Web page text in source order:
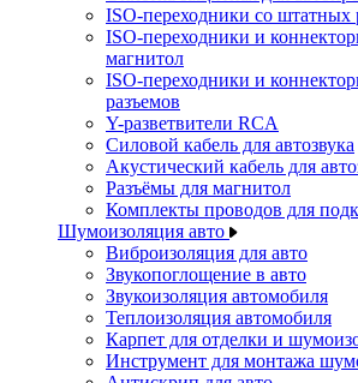
ISO-переходники со штатных
ISO-переходники и
магнитол
ISO-переходники и
разъемов
Y-разветвители RCA
Силовой кабель для автозвука
Акустический кабель для
Разъёмы для магнитол
Комплекты проводов для
Шумоизоляция авто
Виброизоляция для авто
Звукопоглощение в авто
Звукоизоляция автомобиля
Теплоизоляция автомобиля
Карпет для отделки и
Инструмент для монтажа